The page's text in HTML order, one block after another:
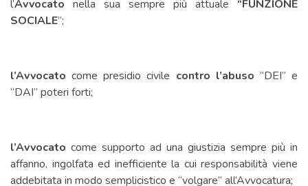
l’Avvocato nella sua sempre più attuale “FUNZIONE
SOCIALE”;
l’Avvocato come presidio civile contro l’abuso “DEI” e
“DAI” poteri forti;
l’Avvocato come supporto ad una giustizia sempre più in
affanno, ingolfata ed inefficiente la cui responsabilità viene
addebitata in modo semplicistico e “volgare” all’Avvocatura;